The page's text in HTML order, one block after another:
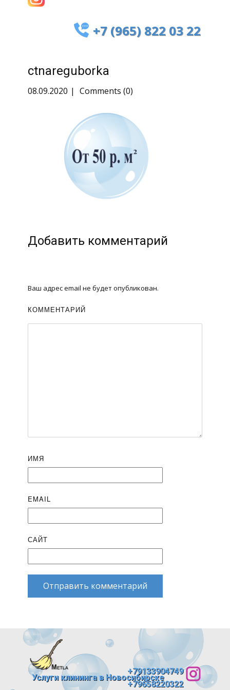
+7 (965) 822 03 22
ctnareguborka
08.09.2020 Comments (0)
Добавить комментарий
Ваш адрес email не будет опубликован.
КОММЕНТАРИЙ
ИМЯ
EMAIL
САЙТ
Отправить комментарий
Услуги клининга в Новосибирске
+79133904749
+79658220322